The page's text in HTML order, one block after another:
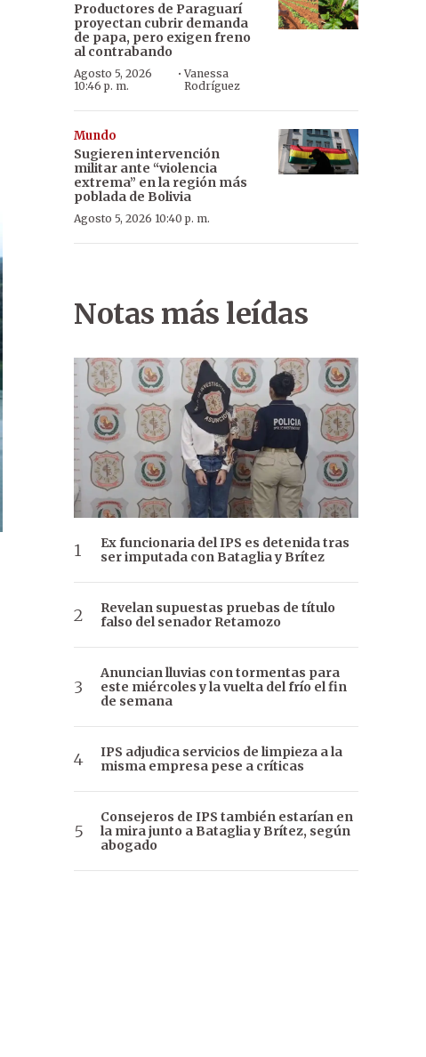
Productores de Paraguarí
proyectan cubrir demanda
de papa, pero exigen freno
al contrabando
Agosto 5, 2026
10:46 p. m.
·Vanessa
Rodríguez
Mundo
Sugieren intervención
militar ante “violencia
extrema” en la región más
poblada de Bolivia
Agosto 5, 2026 10:40 p. m.
Notas más leídas
Ex funcionaria del IPS es detenida tras
ser imputada con Bataglia y Brítez
Revelan supuestas pruebas de título
falso del senador Retamozo
Anuncian lluvias con tormentas para
este miércoles y la vuelta del frío el fin
de semana
IPS adjudica servicios de limpieza a la
misma empresa pese a críticas
Consejeros de IPS también estarían en
la mira junto a Bataglia y Brítez, según
abogado